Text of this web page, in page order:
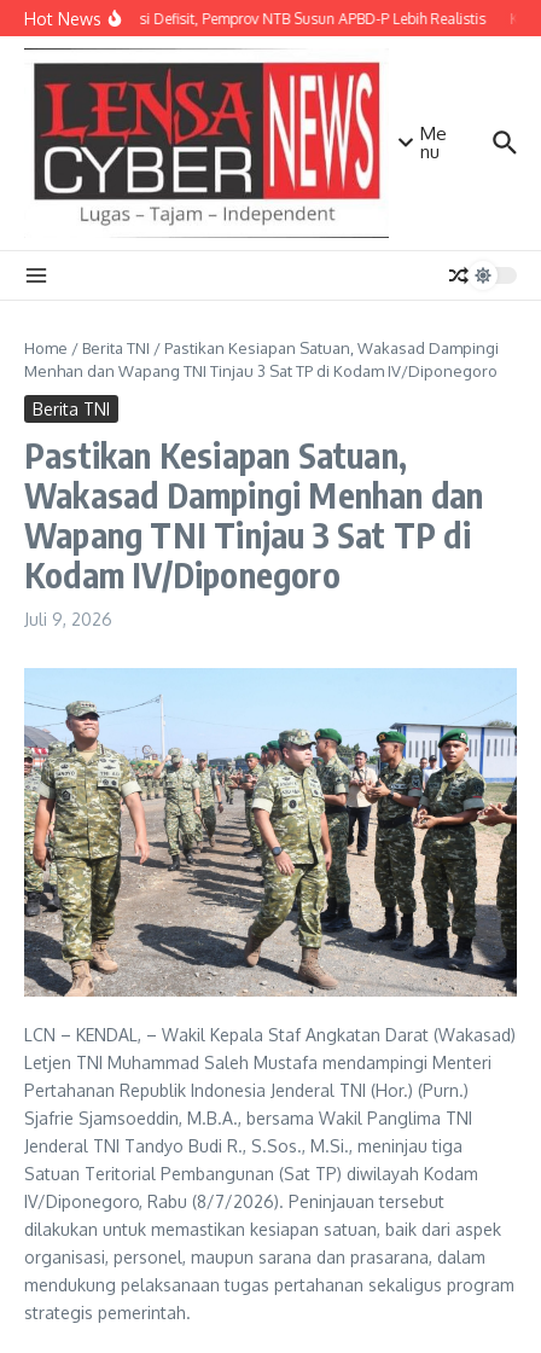
Lewati ke konten
Hot NewsAntisipasi Defisit, Pemprov NTB Susun APBD-P Lebih Realistis
Me
nu
Home / Berita TNI / Pastikan Kesiapan Satuan, Wakasad Dampingi
Menhan dan Wapang TNI Tinjau 3 Sat TP di Kodam IV/Diponegoro
Berita TNI
Pastikan Kesiapan Satuan,
Wakasad Dampingi Menhan dan
Wapang TNI Tinjau 3 Sat TP di
Kodam IV/Diponegoro
Juli 9, 2026
LCN – KENDAL, – Wakil Kepala Staf Angkatan Darat (Wakasad)
Letjen TNI Muhammad Saleh Mustafa mendampingi Menteri
Pertahanan Republik Indonesia Jenderal TNI (Hor.) (Purn.)
Sjafrie Sjamsoeddin, M.B.A., bersama Wakil Panglima TNI
Jenderal TNI Tandyo Budi R., S.Sos., M.Si., meninjau tiga
Satuan Teritorial Pembangunan (Sat TP) diwilayah Kodam
IV/Diponegoro, Rabu (8/7/2026). Peninjauan tersebut
dilakukan untuk memastikan kesiapan satuan, baik dari aspek
organisasi, personel, maupun sarana dan prasarana, dalam
mendukung pelaksanaan tugas pertahanan sekaligus program
strategis pemerintah.